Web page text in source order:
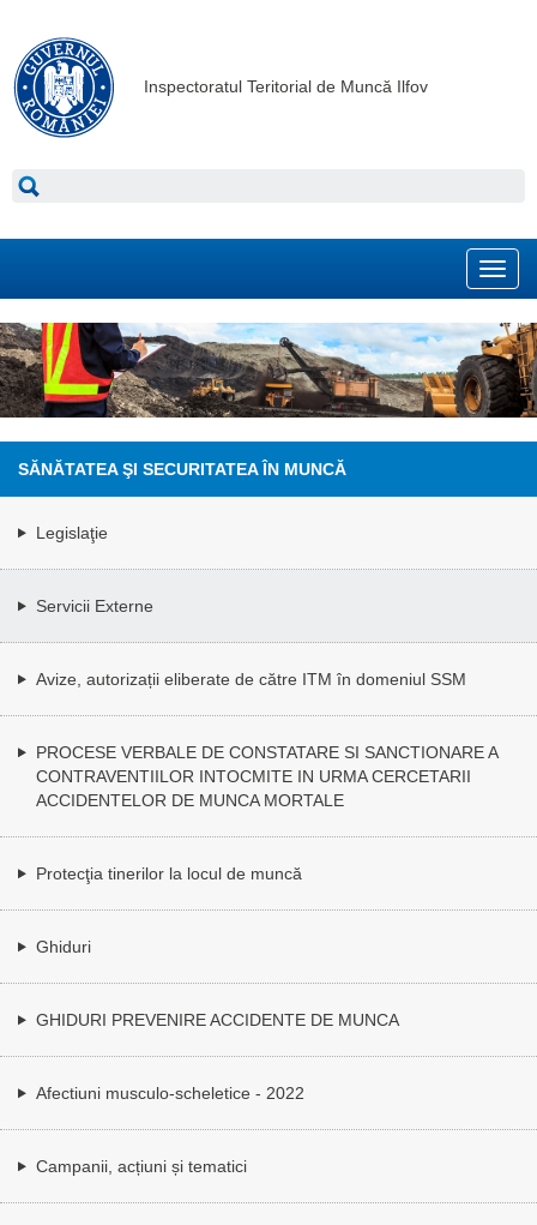
Inspectoratul Teritorial de Muncă Ilfov
SĂNĂTATEA ŞI SECURITATEA ÎN MUNCĂ
Legislaţie
Servicii Externe
Avize, autorizații eliberate de către ITM în domeniul SSM
PROCESE VERBALE DE CONSTATARE SI SANCTIONARE A
CONTRAVENTIILOR INTOCMITE IN URMA CERCETARII
ACCIDENTELOR DE MUNCA MORTALE
Protecţia tinerilor la locul de muncă
Ghiduri
GHIDURI PREVENIRE ACCIDENTE DE MUNCA
Afectiuni musculo-scheletice - 2022
Campanii, acțiuni și tematici